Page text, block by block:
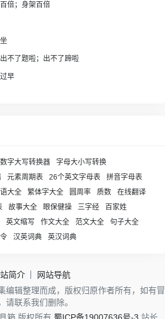
倍；身架百倍
不了题啦；出不了蹄啦
早
数字大写转换器
字母大小写转换
元素周期表 26个英文字母表
拼音字母表
大全 繁体字大全 圆周率 质数
在线翻译
故事大全 眼保健操 三字经
百家姓
英文缩写 作文大全 范文大全
句子大全
汉英词典 英汉词典
简介
网站导航
编辑整理而成，版权归原作者所有，如有冒
请联系我们删除。